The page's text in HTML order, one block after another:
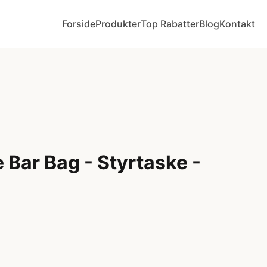
ForsideProdukterTop RabatterBlogKontakt
Bar Bag - Styrtaske -